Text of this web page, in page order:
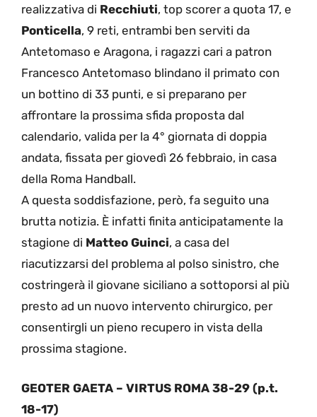
realizzativa di Recchiuti, top scorer a quota 17, e
Ponticella, 9 reti, entrambi ben serviti da
Antetomaso e Aragona, i ragazzi cari a patron
Francesco Antetomaso blindano il primato con
un bottino di 33 punti, e si preparano per
affrontare la prossima sfida proposta dal
calendario, valida per la 4° giornata di doppia
andata, fissata per giovedì 26 febbraio, in casa
della Roma Handball.
A questa soddisfazione, però, fa seguito una
brutta notizia. È infatti finita anticipatamente la
stagione di Matteo Guinci, a casa del
riacutizzarsi del problema al polso sinistro, che
costringerà il giovane siciliano a sottoporsi al più
presto ad un nuovo intervento chirurgico, per
consentirgli un pieno recupero in vista della
prossima stagione.
GEOTER GAETA – VIRTUS ROMA 38-29 (p.t.
18-17)